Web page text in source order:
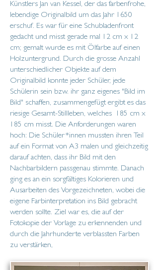
Künstlers Jan van Kessel, der das farbenfrohe,
lebendige Originalbild um das Jahr 1650
erschuf. Es war für eine Schubladenfront
gedacht und misst gerade mal 12 cm x 12
cm; gemalt wurde es mit Ölfarbe auf einen
Holzuntergrund. Durch die grosse Anzahl
unterschiedlicher Objekte auf dem
Originalbild konnte jeder Schüler, jede
Schülerin sein bzw. ihr ganz eigenes "Bild im
Bild" schaffen, zusammengefügt ergibt es das
riesige Gesamt-Stillleben, welches 185 cm x
185 cm misst. Die Anforderungen waren
hoch: Die Schüler*innen mussten ihren Teil
auf ein Format von A3 malen und gleichzeitig
darauf achten, dass ihr Bild mit den
Nachbarbildern passgenau stimmte. Danach
ging es an ein sorgfältiges Kolorieren und
Ausarbeiten des Vorgezeichneten, wobei die
eigene Farbinterpretation ins Bild gebracht
werden sollte. Ziel war es, die auf der
Fotokopie der Vorlage zu erkennenden und
durch die Jahrhunderte verblassten Farben
zu verstärken,